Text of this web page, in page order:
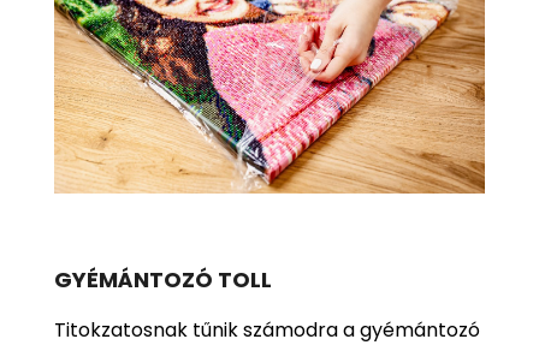
GYÉMÁNTOZÓ TOLL
Titokzatosnak tűnik számodra a gyémántozó